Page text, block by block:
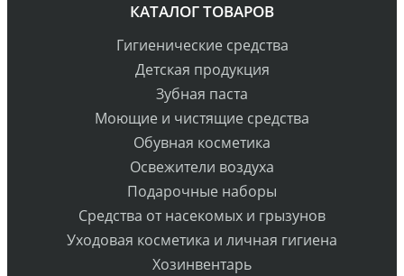
КАТАЛОГ ТОВАРОВ
Гигиенические средства
Детская продукция
Зубная паста
Моющие и чистящие средства
Обувная косметика
Освежители воздуха
Подарочные наборы
Средства от насекомых и грызунов
Уходовая косметика и личная гигиена
Хозинвентарь